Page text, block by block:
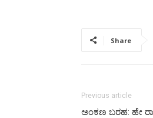
Share
Previous article
ಅಂಕಣ ಬರಹ: ಹೇ